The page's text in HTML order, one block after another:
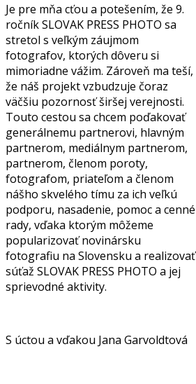
Je pre mňa cťou a potešením, že 9.
ročník SLOVAK PRESS PHOTO sa
stretol s veľkým záujmom
fotografov, ktorých dôveru si
mimoriadne vážim. Zároveň ma teší,
že náš projekt vzbudzuje čoraz
väčšiu pozornosť širšej verejnosti.
Touto cestou sa chcem poďakovať
generálnemu partnerovi, hlavným
partnerom, mediálnym partnerom,
partnerom, členom poroty,
fotografom, priateľom a členom
nášho skvelého tímu za ich veľkú
podporu, nasadenie, pomoc a cenné
rady, vďaka ktorým môžeme
popularizovať novinársku
fotografiu na Slovensku a realizovať
súťaž SLOVAK PRESS PHOTO a jej
sprievodné aktivity.
S úctou a vďakou Jana Garvoldtová